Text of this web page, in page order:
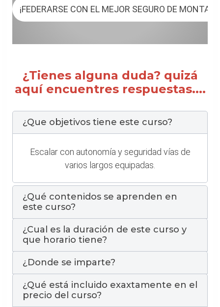
¡FEDERARSE CON EL MEJOR SEGURO DE
¿Tienes alguna duda? quizá
aquí encuentres respuestas....
¿Que objetivos tiene este curso?
Escalar con autonomía y seguridad vías de
varios largos equipadas.
¿Qué contenidos se aprenden en
este curso?
¿Cual es la duración de este curso y
que horario tiene?
¿Donde se imparte?
¿Qué está incluido exaxtamente en el
precio del curso?